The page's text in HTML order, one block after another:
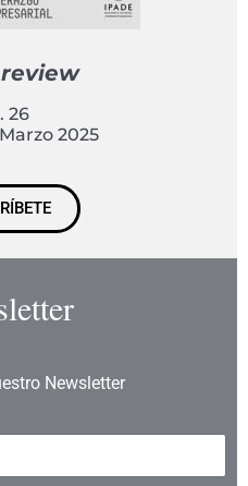
review
26
2025
Newsletter